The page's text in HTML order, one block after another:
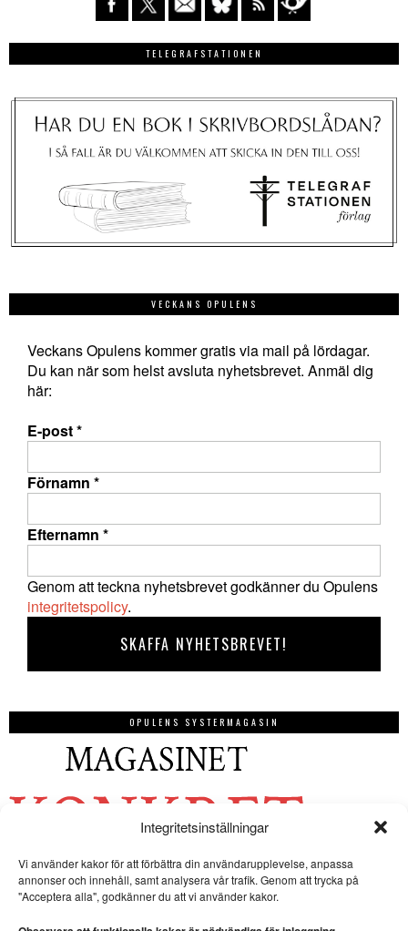
Integritetsinställningar
Vi använder kakor för att förbättra din användarupplevelse, anpassa
annonser och innehåll, samt analysera vår trafik. Genom att trycka på
"Acceptera alla", godkänner du att vi använder kakor.
TELEGRAFSTATIONEN
VECKANS OPULENS
Veckans Opulens kommer gratis via mail på lördagar.
Du kan när som helst avsluta nyhetsbrevet. Anmäl dig
här:
E-post*
Förnamn *
Efternamn *
Genom att teckna nyhetsbrevet godkänner du Opulens
integritetspolicy.
OPULENS SYSTERMAGASIN